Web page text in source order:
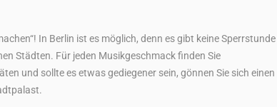
In Berlin ist es möglich, denn es gibt keine Sperrstunde
Städten. Für jeden Musikgeschmack finden Sie
und sollte es etwas gediegener sein, gönnen Sie sich einen